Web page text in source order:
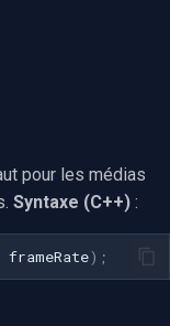
pour les médias
Syntaxe (C++) :
frameRate);